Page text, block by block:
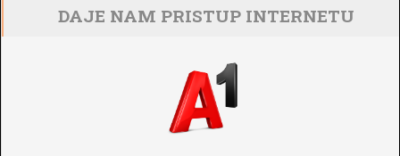
DAJE NAM PRISTUP INTERNETU